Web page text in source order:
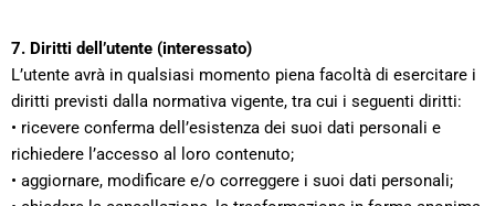
7. Diritti dell’utente (interessato)
L’utente avrà in qualsiasi momento piena facoltà di esercitare i
diritti previsti dalla normativa vigente, tra cui i seguenti diritti:
• ricevere conferma dell’esistenza dei suoi dati personali e
richiedere l’accesso al loro contenuto;
• aggiornare, modificare e/o correggere i suoi dati personali;